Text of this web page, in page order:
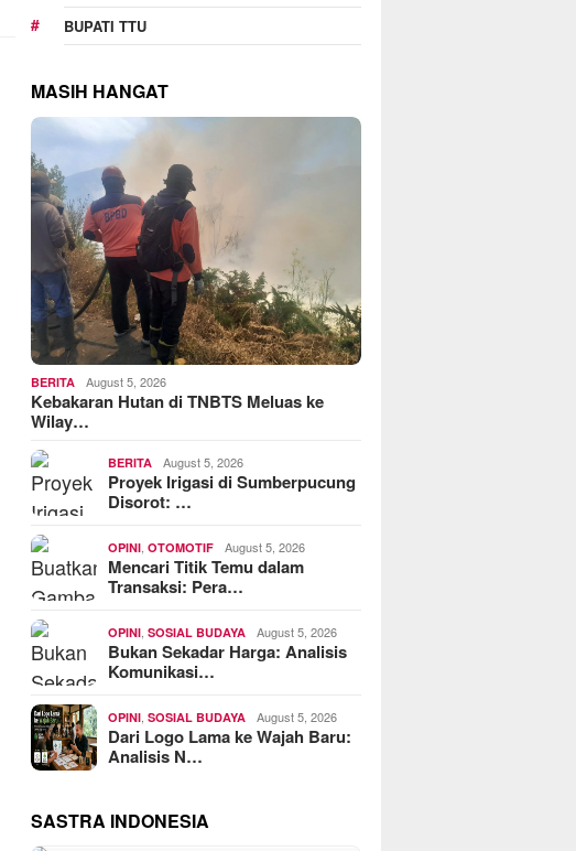
BUPATI TTU
MASIH HANGAT
BERITA August 5, 2026
Kebakaran Hutan di TNBTS Meluas ke
Wilay…
BERITA August 5, 2026
Proyek Irigasi di Sumberpucung
Disorot: …
OPINI ,OTOMOTIF August 5, 2026
Mencari Titik Temu dalam
Transaksi: Pera…
OPINI ,SOSIAL BUDAYA August 5, 2026
Bukan Sekadar Harga: Analisis
Komunikasi…
OPINI ,SOSIAL BUDAYA August 5, 2026
Dari Logo Lama ke Wajah Baru:
Analisis N…
SASTRA INDONESIA